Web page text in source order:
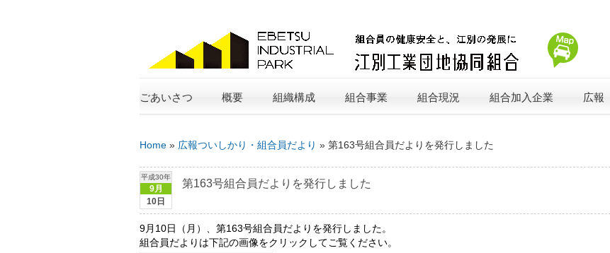
ごあいさつ 概要 組織構成 組合事業 組合現況 組合加入企業 広報
Home » 広報ついしかり・組合員だより » 第163号組合員だよりを発行しました
平成30年
9月
10日
第163号組合員だよりを発行しました
9月10日（月）、第163号組合員だよりを発行しました。
組合員だよりは下記の画像をクリックしてご覧ください。